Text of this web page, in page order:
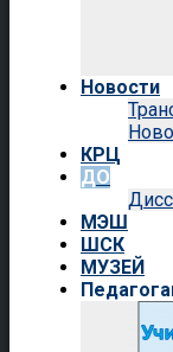
Новости
КРЦ
ДО
МЭШ
ШСК
МУЗЕЙ